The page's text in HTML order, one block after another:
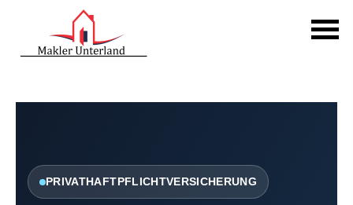
PRIVATHAFTPFLICHTVERSICHERUNG